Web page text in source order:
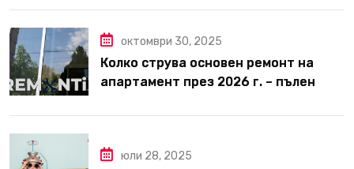
октомври 30, 2025
Колко струва основен ремонт на
апартамент през 2026 г. – пълен
юли 28, 2025